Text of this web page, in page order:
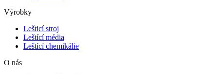
Výrobky
Lešticí stroj
Leštící média
Leštící chemikálie
O nás